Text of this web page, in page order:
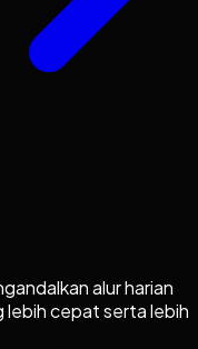
alur harian
lebih cepat serta lebih